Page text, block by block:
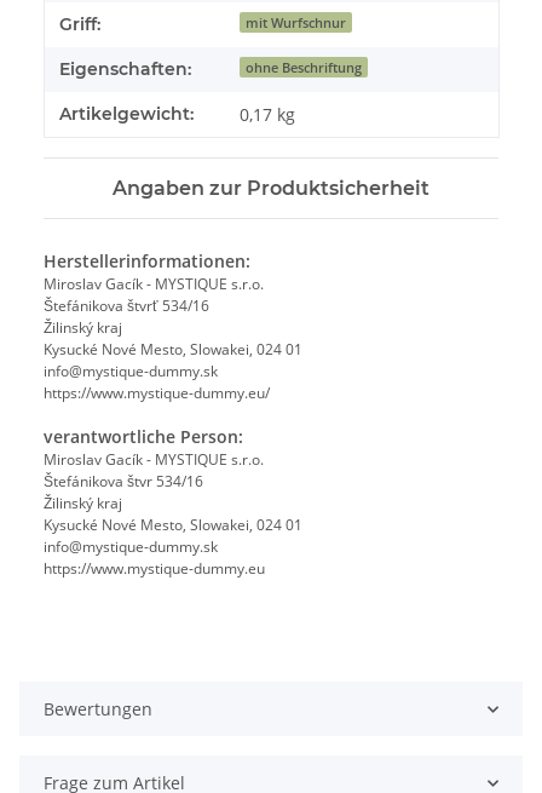
Griff: mit Wurfschnur
Eigenschaften: ohne Beschriftung
Artikelgewicht: 0,17 kg
Angaben zur Produktsicherheit
Herstellerinformationen:
Miroslav Gacík - MYSTIQUE s.r.o.
Štefánikova štvrť 534/16
Žilinský kraj
Kysucké Nové Mesto, Slowakei, 024 01
info@mystique-dummy.sk
https://www.mystique-dummy.eu/
verantwortliche Person:
Miroslav Gacík - MYSTIQUE s.r.o.
Štefánikova štvr 534/16
Žilinský kraj
Kysucké Nové Mesto, Slowakei, 024 01
info@mystique-dummy.sk
https://www.mystique-dummy.eu
Bewertungen
Frage zum Artikel